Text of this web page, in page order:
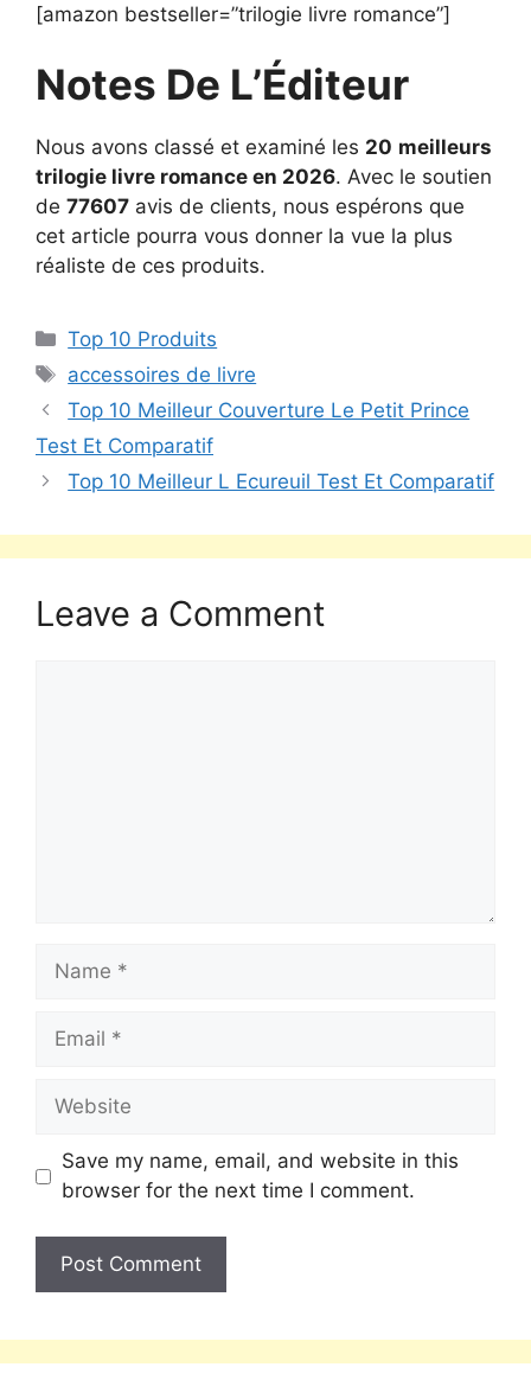
[amazon bestseller=”trilogie livre romance”]
Notes De L’Éditeur
Nous avons classé et examiné les 20 meilleurs
trilogie livre romance en 2026. Avec le soutien
de 77607 avis de clients, nous espérons que
cet article pourra vous donner la vue la plus
réaliste de ces produits.
Top 10 Produits
accessoires de livre
Top 10 Meilleur Couverture Le Petit Prince
Test Et Comparatif
Top 10 Meilleur L Ecureuil Test Et Comparatif
Leave a Comment
Save my name, email, and website in this
browser for the next time I comment.